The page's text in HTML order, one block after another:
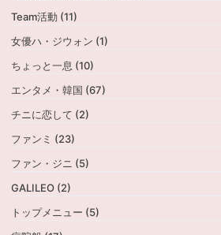
Team活動 (11)
女優ハ・ジウォン (1)
ちょっと一息 (10)
エンタメ・韓国 (67)
チニに恋して (2)
ファンミ (23)
ファン・ジニ (5)
GALILEO (2)
トップメニュー (5)